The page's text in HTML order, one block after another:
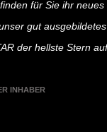
für Sie ihr
gut
der hellste Stern
INHABER